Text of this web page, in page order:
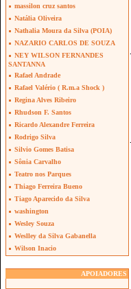
massilon cruz santos
Natália Oliveira
Nathalia Moura da Silva (POIA)
NAZARIO CARLOS DE SOUZA
NEY WILSON FERNANDES
SANTANNA
Rafael Andrade
Rafael Valério ( R.m.a Shock )
Regina Alves Ribeiro
Rhudson F. Santos
Ricardo Alexandre Ferreira
Rodrigo Silva
Silvio Gomes Batisa
Sônia Carvalho
Teatro nos Parques
Thiago Ferreira Bueno
Tiago Aparecido da Silva
washington
Wesley Souza
Weslley da Silva Gabanella
Wilson Inacio
APOIADORES